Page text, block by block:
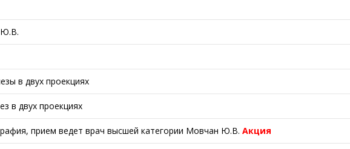
Ю.В.
в двух проекциях
в двух проекциях
прием ведет врач высшей категории Мовчан Ю.В. Акция